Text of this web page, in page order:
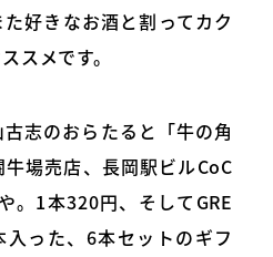
好きなお酒と割ってカク
スメです。
志のおらたると「牛の角
場売店、長岡駅ビルCoC
。1本320円、そしてGRE
った、6本セットのギフ